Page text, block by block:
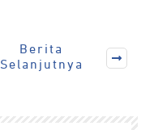
Berita
Selanjutnya